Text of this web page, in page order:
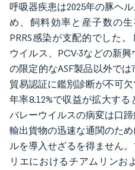
呼吸器疾患は2025年の豚ヘ
め、飼料効率と産子数の
PRRS感染が支配的でした
ウイルス、PCV-3などの新
の限定的なASF製品以外では
貿易認証に鑑別診断が不可
年率8.12%で収益が拡大す
バレーウイルスの病変は口
輸出貨物の迅速な通関のた
ルを導入せざるを得ません
リエにおけるチアムリンお